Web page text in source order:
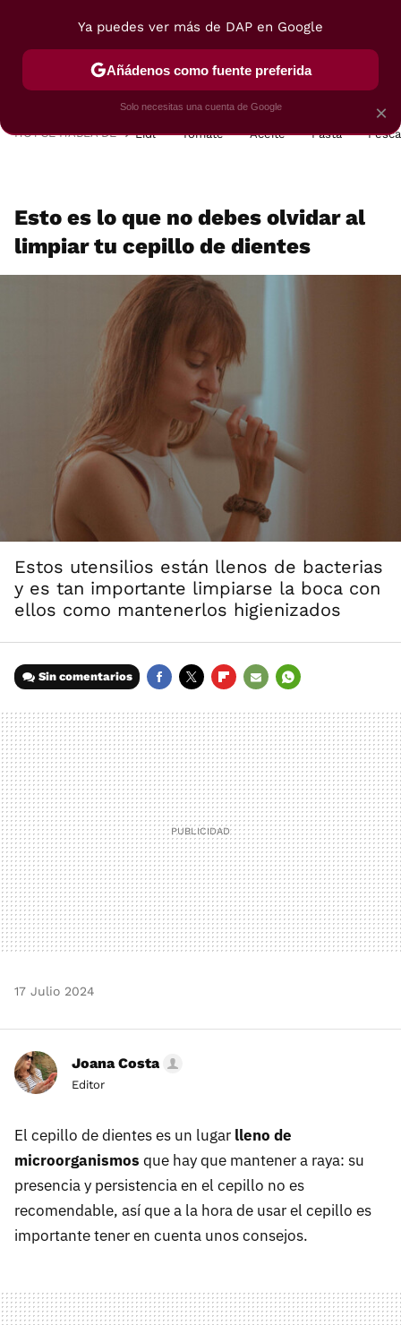
POSTRES VIAJES SELECCIÓN VEGUI
HOY SE HABLA DE Lidl Tomate Aceite Pasta
Esto es lo que no debes olvidar al
limpiar tu cepillo de dientes
Estos utensilios están llenos de bacterias
y es tan importante limpiarse la boca con
ellos como mantenerlos higienizados
Sin comentarios
MAIL
17 Julio 2024
Joana Costa
Editor
El cepillo de dientes es un lugar lleno de
microorganismos que hay que mantener a raya: su
presencia y persistencia en el cepillo no es
recomendable, así que a la hora de usar el cepillo es
importante tener en cuenta unos consejos.
×
Ya puedes ver más de DAP en Google
Añádenos como fuente preferida
Solo necesitas una cuenta de Google